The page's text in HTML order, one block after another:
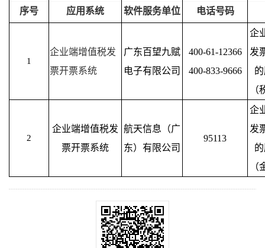
序号 应用系统 软件服务单位 电话号码
1
企业端增值税发
票开票系统
广东百望九赋
电子有限公司
400-61-12366
400-833-9666
企
发
（
2
企业端增值税发
票开票系统
航天信息（广
东）有限公司
95113
企
发
（